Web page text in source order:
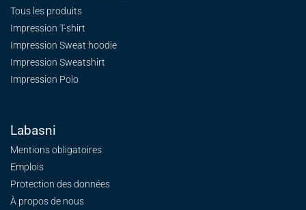
Tous les produits
Impression T-shirt
Impression Sweat hoodie
Impression Sweatshirt
Impression Polo
Labasni
Mentions obligatoires
Emplois
Protection des données
À propos de nous